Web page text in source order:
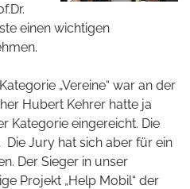
einen wichtigen
„Vereine“ war an der
Hubert Kehrer hatte ja
Kategorie eingereicht. Die
Jury hat sich aber für ein
Der Sieger in unser
Projekt „Help Mobil“ der